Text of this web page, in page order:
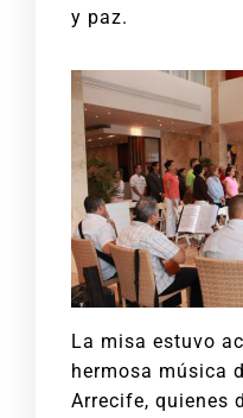
y paz.
La misa estuvo
hermosa música
Arrecife, quienes